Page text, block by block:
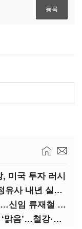
미국 투자 러시
정제마진 회복에 PX 반등까지…정유사 내년 실적 기대
LG전자, 19일 전사 확대경영회의…신임 류재철 사장 주관
내년 산업 기상도…“반도체·디플 ‘맑음’…철강·석화 ‘흐림’”